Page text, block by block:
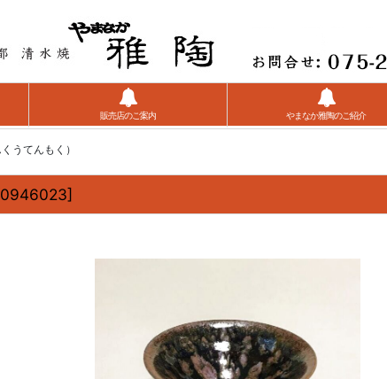
うてんもく）
販売店のご案内 やまなか雅陶のご紹介
0946023]